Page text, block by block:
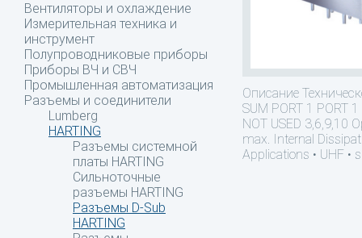
Вентиляторы и охлаждение
Измерительная техника и
инструмент
Полупроводниковые приборы
Приборы ВЧ и СВЧ
Промышленная автоматизация
Разъемы и соединители
Lumberg
HARTING
Разъемы системной
платы HARTING
Сильноточные
разъемы HARTING
Разъемы D-Sub
HARTING
Описание
SUM PORT 1 PORT
NOT USED 3,6,9,10
max. Internal
Applications • UHF •